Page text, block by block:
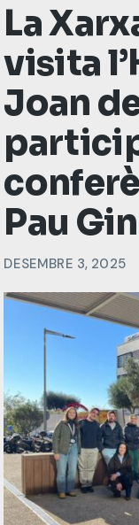
La
visita
Joan
Pau
DESEMBRE 3, 2025